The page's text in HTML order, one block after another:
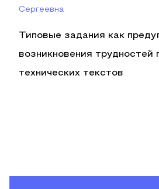
Сергеевна
Типовые задания как
возникновения трудностей
технических текстов